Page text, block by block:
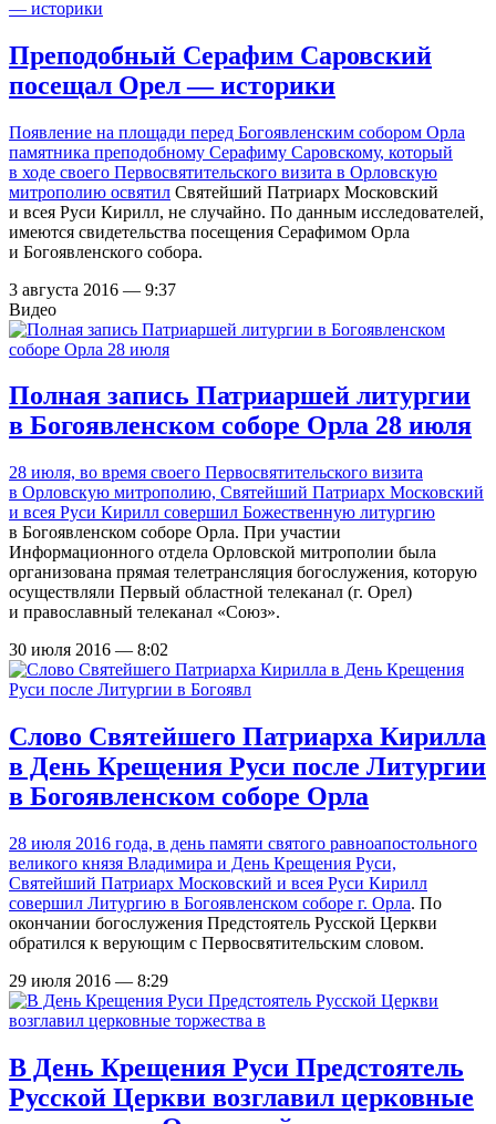
Преподобный Серафим Саровский
посещал Орел — историки
Появление на площади перед Богоявленским собором Орла
памятника преподобному Серафиму Саровскому, который
в ходе своего Первосвятительского визита в Орловскую
митрополию освятил Святейший Патриарх Московский
и всея Руси Кирилл, не случайно. По данным исследователей,
имеются свидетельства посещения Серафимом Орла
и Богоявленского собора.
3 августа 2016 — 9:37
Видео
Полная запись Патриаршей литургии
в Богоявленском соборе Орла 28 июля
28 июля, во время своего Первосвятительского визита
в Орловскую митрополию, Святейший Патриарх Московский
и всея Руси Кирилл совершил Божественную литургию
в Богоявленском соборе Орла. При участии
Информационного отдела Орловской митрополии была
организована прямая телетрансляция богослужения, которую
осуществляли Первый областной телеканал (г. Орел)
и православный телеканал «Союз».
30 июля 2016 — 8:02
Слово Святейшего Патриарха Кирилла
в День Крещения Руси после Литургии
в Богоявленском соборе Орла
28 июля 2016 года, в день памяти святого равноапостольного
великого князя Владимира и День Крещения Руси,
Святейший Патриарх Московский и всея Руси Кирилл
совершил Литургию в Богоявленском соборе г. Орла. По
окончании богослужения Предстоятель Русской Церкви
обратился к верующим с Первосвятительским словом.
29 июля 2016 — 8:29
В День Крещения Руси Предстоятель
Русской Церкви возглавил церковные